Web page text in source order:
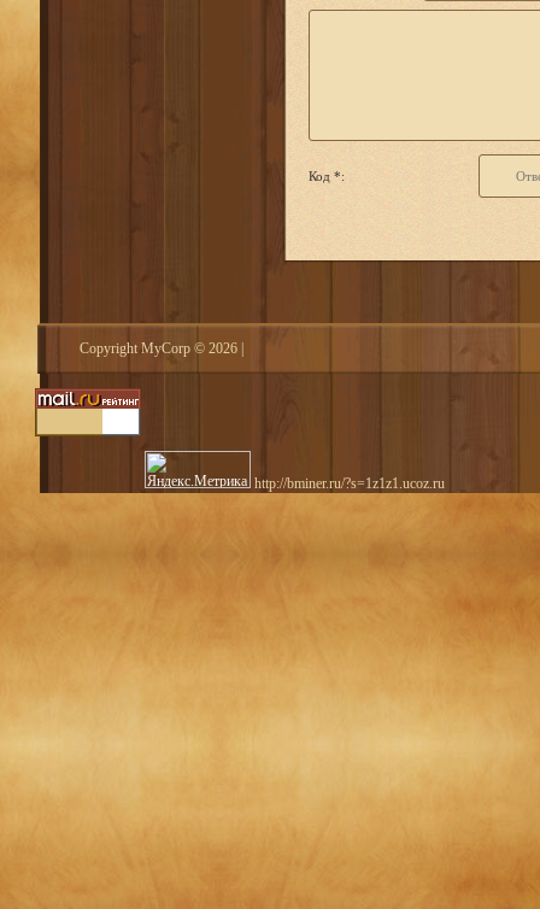
Код *:
Copyright MyCorp © 2026
http://bminer.ru/?s=1z1z1.ucoz.ru